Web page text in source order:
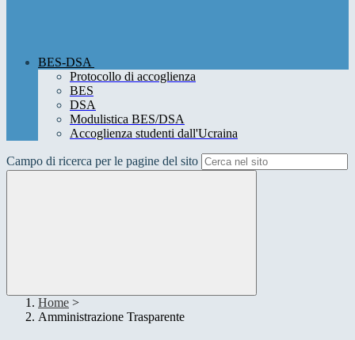
BES-DSA
Protocollo di accoglienza
BES
DSA
Modulistica BES/DSA
Accoglienza studenti dall'Ucraina
Campo di ricerca per le pagine del sito
Home >
Amministrazione Trasparente